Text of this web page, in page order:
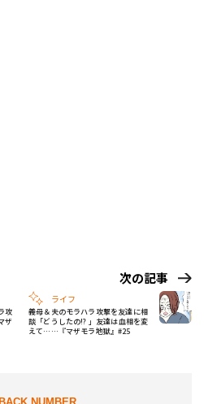
攻
ザ
次の記事
ライフ
義母＆夫のモラハラ攻撃を友達に相
談「どうしたの!? 」友達は血相を変
えて……『マザモラ地獄』#25